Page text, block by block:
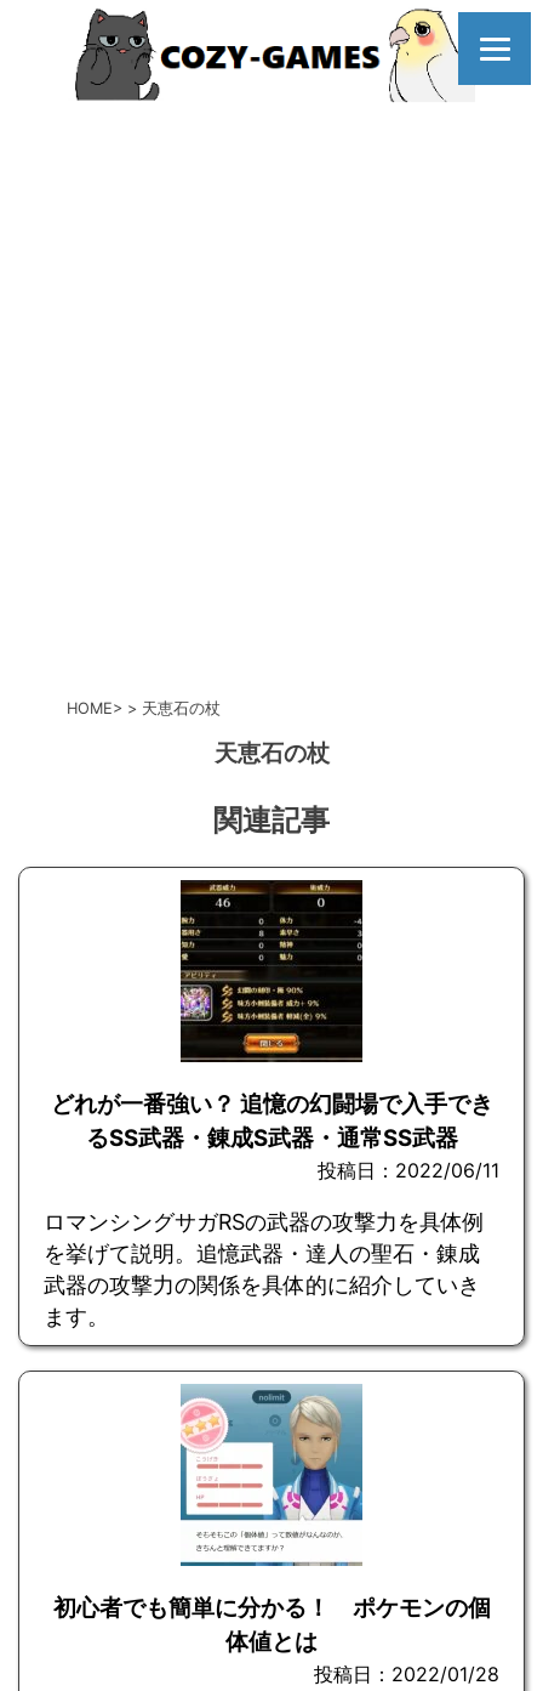
HOME 天恵石の杖
天恵石の杖
関連記事
どれが一番強い？ 追憶の幻闘場で入手でき
るSS武器・錬成S武器・通常SS武器
投稿日：2022/06/11
ロマンシングサガRSの武器の攻撃力を具体例
を挙げて説明。追憶武器・達人の聖石・錬成
武器の攻撃力の関係を具体的に紹介していき
ます。
初心者でも簡単に分かる！ ポケモンの個
体値とは
投稿日：2022/01/28